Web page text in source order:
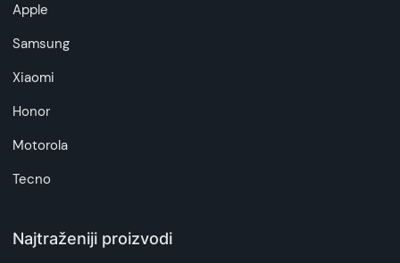
Apple
Samsung
Xiaomi
Honor
Motorola
Tecno
Najtraženiji proizvodi